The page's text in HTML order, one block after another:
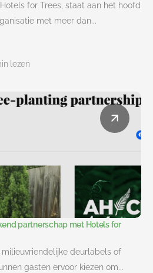
for Trees, staat aan het hoofd
met meer dan...
lezen
partnerschap met Hotels for
deurlabels of
gasten ervoor kiezen om...